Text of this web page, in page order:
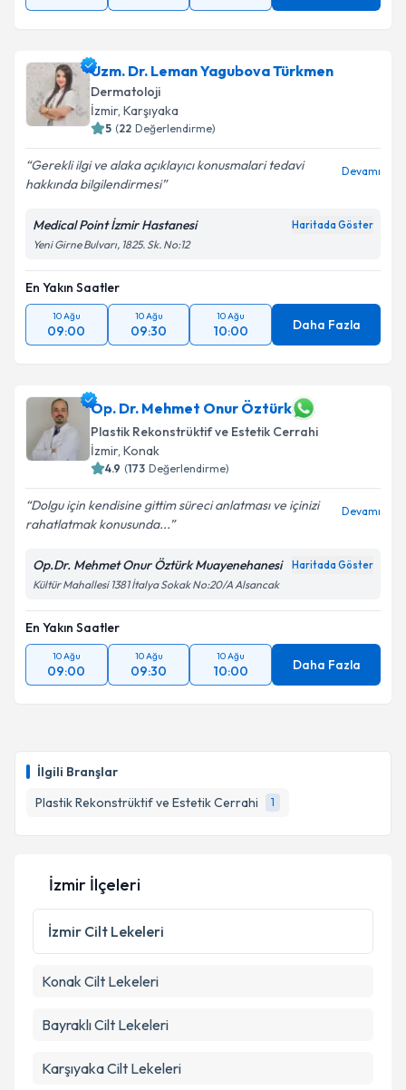
İlgili Branşlar
Plastik Rekonstrüktif ve Estetik Cerrahi
1
Uzm. Dr. Leman Yagubova Türkmen
Dermatoloji
İzmir, Karşıyaka
5 (22 Değerlendirme)
Gerekli ilgi ve alaka açıklayıcı konusmalari tedavi
hakkında bilgilendirmesi
Devamı
Medical Point İzmir Hastanesi Haritada Göster
Yeni Girne Bulvarı, 1825. Sk. No:12
En Yakın Saatler
10 Ağu
09:00
10 Ağu
09:30
10 Ağu
10:00 Daha Fazla
Op. Dr. Mehmet Onur Öztürk
Plastik Rekonstrüktif ve Estetik Cerrahi
İzmir, Konak
4.9 (173 Değerlendirme)
Dolgu için kendisine gittim süreci anlatması ve içinizi
rahatlatmak konusunda...
Devamı
Op.Dr. Mehmet Onur Öztürk Muayenehanesi Haritada Göster
Kültür Mahallesi 1381 İtalya Sokak No:20/A Alsancak
En Yakın Saatler
10 Ağu
09:00
10 Ağu
09:30
10 Ağu
10:00 Daha Fazla
İzmir İlçeleri
İzmir Cilt Lekeleri
Konak Cilt Lekeleri
BayraklıCilt Lekeleri
KarşıyakaCilt Lekeleri